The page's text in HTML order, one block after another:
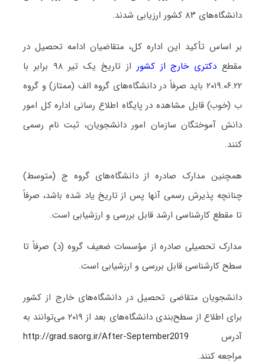
دانشگاه‌های ۸۳ کشور ارزیابی شدند.
بر اساس تأکید این اداره کل، متقاضیان ادامه تحصیل در
مقطع دکتری خارج از کشور
از تاریخ یک تیر ۹۸ برابر با
۲۰۱۹.۰۶.۲۲ باید صرفاً در دانشگاه‌های گروه الف (ممتاز) و گروه
ب (خوب) قابل مشاهده در پایگاه اطلاع رسانی اداره کل امور
دانش آموختگان سازمان امور دانشجویان، ثبت نام رسمی
کنند.
همچنین مدارک صادره از دانشگاه‌های گروه ج (متوسط)
چنانچه پذیرش رسمی آنها پس از تاریخ یاد شده باشد، صرفاً
تا مقطع کارشناسی ارشد قابل بررسی و ارزشیابی است.
مدارک تحصیلی صادره از مؤسسات ضعیف گروه (د) صرفاً تا
سطح کارشناسی قابل بررسی و ارزشیابی است.
دانشجویان متقاضی تحصیل در دانشگاه‌های خارج از کشور
برای اطلاع از سطح‌بندی دانشگاه‌های بعد از ۲۰۱۹ می‌توانند به
آدرس
مراجعه کنند.